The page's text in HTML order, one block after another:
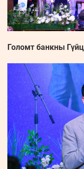
Голомт банкны